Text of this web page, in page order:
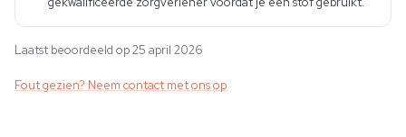
Laatst beoordeeld op 25 april 2026
Fout gezien? Neem contact met ons op